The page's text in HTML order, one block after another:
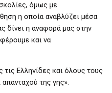
όμως με
η οποία αναβλύζει μέσα
δίνει η αναφορά μας στην
και να
Ελληνίδες και όλους τους
της γης».